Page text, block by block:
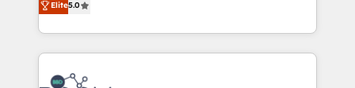
inbound, automatisation marketing, ABM, IA,
emailing) Informations clés : - 10 ans d'expérience -
100+ intégrations CRM HubSpot réussies - 40
experts conseil - 150 certifications HubSpot
measurable, scalable growth. From onboarding to
enterprise-grade campaigns, our in-house team
builds scalable strategies that drive long-term
revenue. ⚙️ HubSpot Integration & Optimization •
Elite5.0